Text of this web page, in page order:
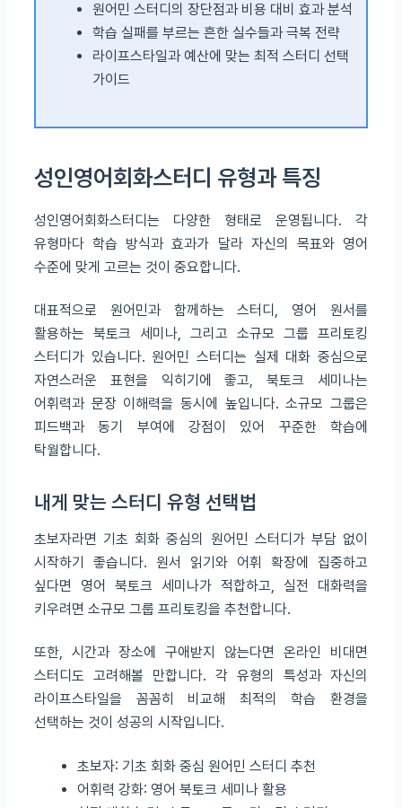
원어민 스터디의 장단점과 비용 대비 효과 분석
학습 실패를 부르는 흔한 실수들과 극복 전략
라이프스타일과 예산에 맞는 최적 스터디 선택
가이드
성인영어회화스터디 유형과 특징
성인영어회화스터디는 다양한 형태로 운영됩니다. 각
유형마다 학습 방식과 효과가 달라 자신의 목표와 영어
수준에 맞게 고르는 것이 중요합니다.
대표적으로 원어민과 함께하는 스터디, 영어 원서를
활용하는 북토크 세미나, 그리고 소규모 그룹 프리토킹
스터디가 있습니다. 원어민 스터디는 실제 대화 중심으로
자연스러운 표현을 익히기에 좋고, 북토크 세미나는
어휘력과 문장 이해력을 동시에 높입니다. 소규모 그룹은
피드백과 동기 부여에 강점이 있어 꾸준한 학습에
탁월합니다.
내게 맞는 스터디 유형 선택법
초보자라면 기초 회화 중심의 원어민 스터디가 부담 없이
시작하기 좋습니다. 원서 읽기와 어휘 확장에 집중하고
싶다면 영어 북토크 세미나가 적합하고, 실전 대화력을
키우려면 소규모 그룹 프리토킹을 추천합니다.
또한, 시간과 장소에 구애받지 않는다면 온라인 비대면
스터디도 고려해볼 만합니다. 각 유형의 특성과 자신의
라이프스타일을 꼼꼼히 비교해 최적의 학습 환경을
선택하는 것이 성공의 시작입니다.
초보자: 기초 회화 중심 원어민 스터디 추천
어휘력 강화: 영어 북토크 세미나 활용